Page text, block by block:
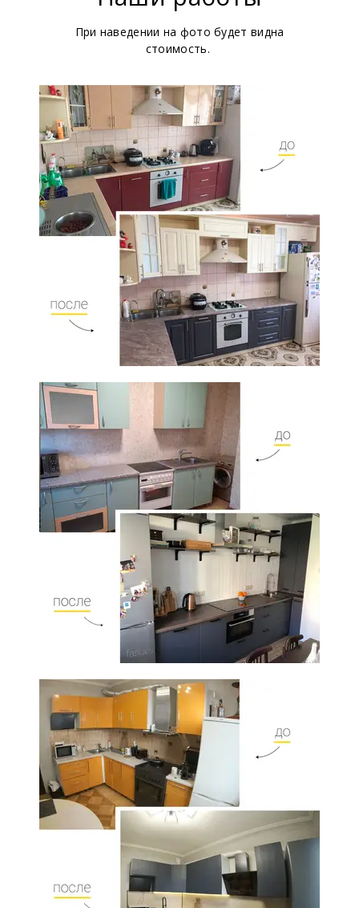
При наведении на фото будет видна
стоимость.